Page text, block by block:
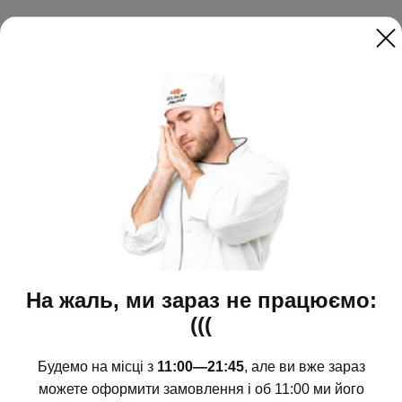
Щодня з 11:00 до 21:45
Новинки
Сети
Роли та суші
Поке
Десерти
Доставка і оплата
Контакти
Новини
Акції
На жаль, ми зараз не працюємо:
(((
Будемо на місці з 11:00—21:45, але ви вже зараз
можете оформити замовлення і об 11:00 ми його